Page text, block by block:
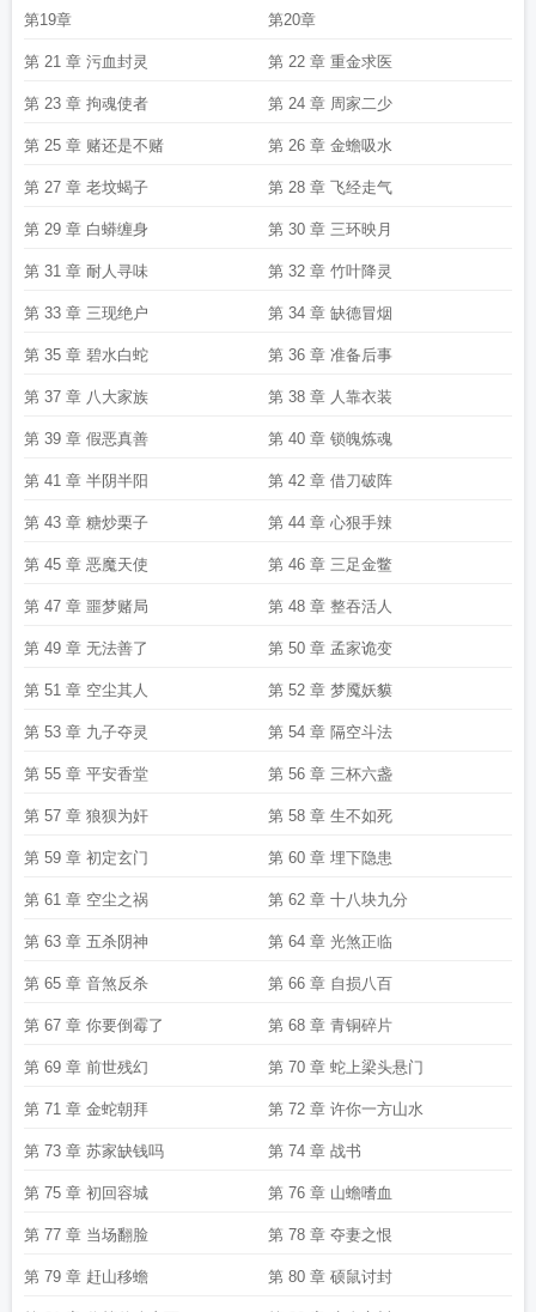
第19章 第20章
第 21 章 污血封灵 第 22 章 重金求医
第 23 章 拘魂使者 第 24 章 周家二少
第 25 章 赌还是不赌 第 26 章 金蟾吸水
第 27 章 老坟蝎子 第 28 章 飞经走气
第 29 章 白蟒缠身 第 30 章 三环映月
第 31 章 耐人寻味 第 32 章 竹叶降灵
第 33 章 三现绝户 第 34 章 缺德冒烟
第 35 章 碧水白蛇 第 36 章 准备后事
第 37 章 八大家族 第 38 章 人靠衣装
第 39 章 假恶真善 第 40 章 锁魄炼魂
第 41 章 半阴半阳 第 42 章 借刀破阵
第 43 章 糖炒栗子 第 44 章 心狠手辣
第 45 章 恶魔天使 第 46 章 三足金鳖
第 47 章 噩梦赌局 第 48 章 整吞活人
第 49 章 无法善了 第 50 章 孟家诡变
第 51 章 空尘其人 第 52 章 梦魇妖貘
第 53 章 九子夺灵 第 54 章 隔空斗法
第 55 章 平安香堂 第 56 章 三杯六盏
第 57 章 狼狈为奸 第 58 章 生不如死
第 59 章 初定玄门 第 60 章 埋下隐患
第 61 章 空尘之祸 第 62 章 十八块九分
第 63 章 五杀阴神 第 64 章 光煞正临
第 65 章 音煞反杀 第 66 章 自损八百
第 67 章 你要倒霉了 第 68 章 青铜碎片
第 69 章 前世残幻 第 70 章 蛇上梁头悬门
第 71 章 金蛇朝拜 第 72 章 许你一方山水
第 73 章 苏家缺钱吗 第 74 章 战书
第 75 章 初回容城 第 76 章 山蟾嗜血
第 77 章 当场翻脸 第 78 章 夺妻之恨
第 79 章 赶山移蟾 第 80 章 硕鼠讨封